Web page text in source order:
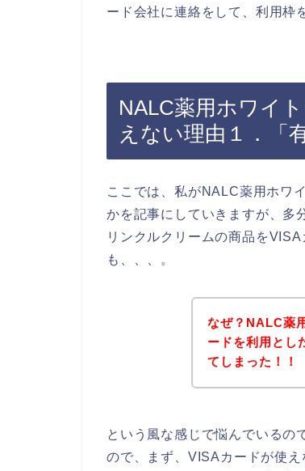
ード会社に連絡をして、利用枠
NALC薬用ホワイ
えない理由１．「
ここでは、私がNALC薬用ホワ
かを記事にしていきますが、多
リンクルクリームの商品を
も、、、。
なぜ？NALC薬
ードを利用とし
てしまった！！
という風な感じで悩んでいるの
ので、まず、VISAカードが使